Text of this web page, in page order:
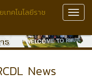
ทคโนโลยีราช
News